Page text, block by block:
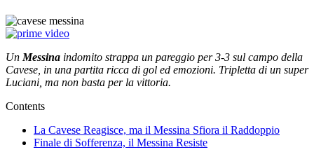
Un Messina indomito strappa un pareggio per 3-3 sul campo della
Cavese, in una partita ricca di gol ed emozioni. Tripletta di un super
Luciani, ma non basta per la vittoria.
Contents
La Cavese Reagisce, ma il Messina Sfiora il Raddoppio
Finale di Sofferenza, il Messina Resiste